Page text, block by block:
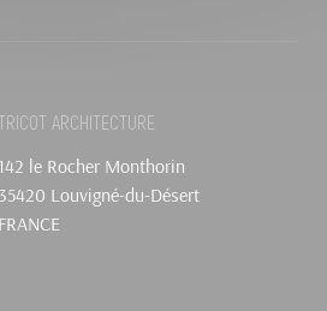
TRICOT ARCHITECTURE
142 le Rocher Monthorin
35420 Louvigné-du-Désert
FRANCE